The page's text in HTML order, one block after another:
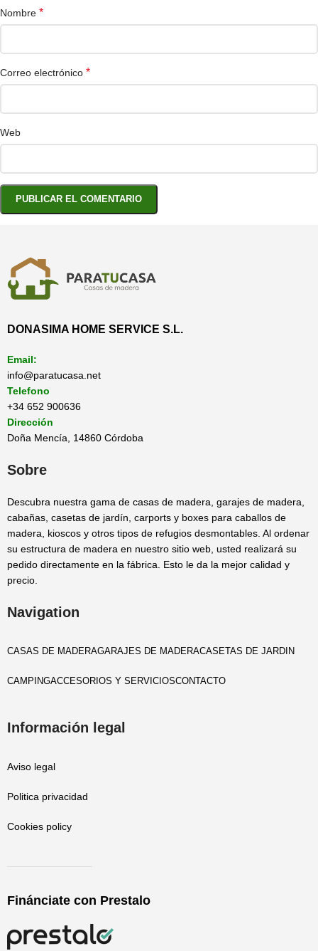
Nombre *
Correo electrónico *
Web
DONASIMA HOME SERVICE S.L.
Email:
info@paratucasa.net
Telefono
+34 652 900636
Dirección
Doña Mencía, 14860 Córdoba
Sobre
Descubra nuestra gama de casas de madera, garajes de madera,
cabañas, casetas de jardín, carports y boxes para caballos de
madera, kioscos y otros tipos de refugios desmontables. Al ordenar
su estructura de madera en nuestro sitio web, usted realizará su
pedido directamente en la fábrica. Esto le da la mejor calidad y
precio.
Navigation
CASAS DE MADERAGARAJES DE MADERACASETAS DE JARDIN
CAMPINGACCESORIOS Y SERVICIOSCONTACTO
Información legal
Aviso legal
Politica privacidad
Cookies policy
Finánciate con Prestalo